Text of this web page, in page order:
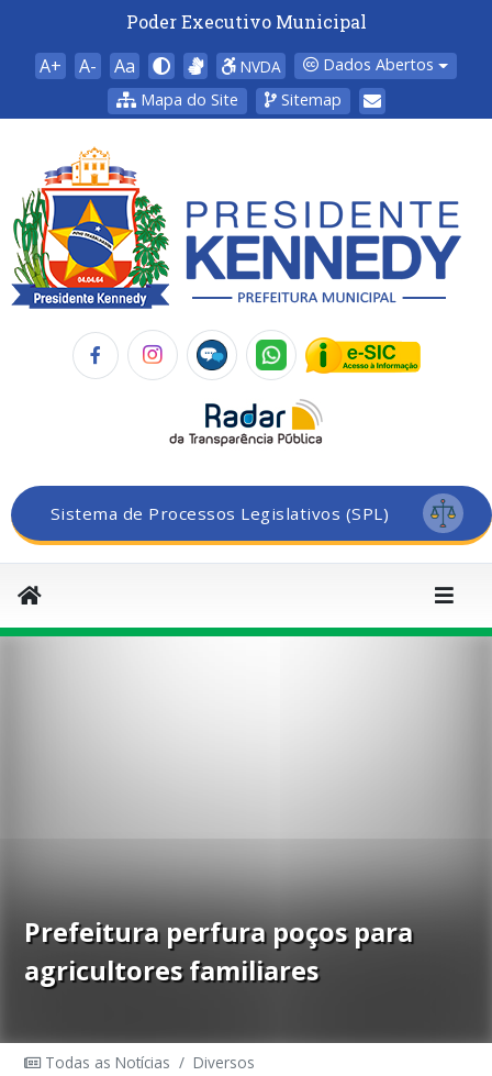
Poder Executivo Municipal
A+ A- Aa NVDA
Dados Abertos
Mapa do Site
Sitemap
Sistema de Processos Legislativos (SPL)
Prefeitura perfura poços para
agricultores familiares
Todas as Notícias / Diversos